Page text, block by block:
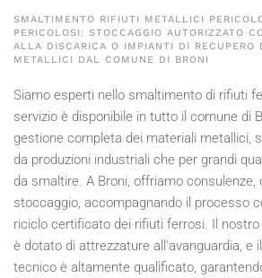
SMALTIMENTO RIFIUTI METALLICI
PERICOLOSI: STOCCAGGIO AUTORIZZATO
ALLA DISCARICA O IMPIANTI DI RECUPERO
METALLICI DAL COMUNE DI BRONI
Siamo esperti nello smaltimento di rifiuti
servizio è disponibile in tutto il comune di
gestione completa dei materiali metallici,
da produzioni industriali che per grandi
da smaltire. A Broni, offriamo
stoccaggio, accompagnando il processo
riciclo certificato dei rifiuti ferrosi. Il
è dotato di attrezzature all'avanguardia, e
tecnico è altamente qualificato,